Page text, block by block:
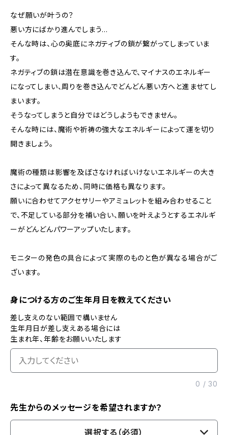
なぜ願いが叶うの？
悪い方にばかり進んでしまう…
そんな時は、心の奥底にネガティブの鎖が繋がってしまっていま
す。
ネガティブの鎖は潜在意識を巻き込んで、マイナスのエネルギー
になってしまい、周りを巻き込んでどんどん悪い方へと進ませてし
まいます。
そうなってしまうと自分ではどうしようもできません。
そんな時には、魔術や祈祷の強大なエネルギーによって運を切り
開きましょう。
魔術の種類は影響を及ぼさなければいけないエネルギーの大き
さによって異なるため、同時に価格も異なります。
願いに合わせてアクセサリーやアミュレットを組み合わせること
で、不足している部分を補い合い、願いを叶えようとするエネルギ
ーがどんどんパワーアップいたします。
モニターの発色の具合によって実際のものと色が異なる場合がご
ざいます。
身につける方のご生年月日を教えてください
差し支えのない範囲で構いません
生年月日が差し支えある場合には
生まれ年、年齢をお願いいたします
0 /30
先生からのメッセージを希望されますか？
選択する（必須）